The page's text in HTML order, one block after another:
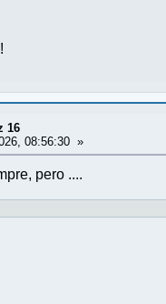
16
08:56:30 »
pero ....